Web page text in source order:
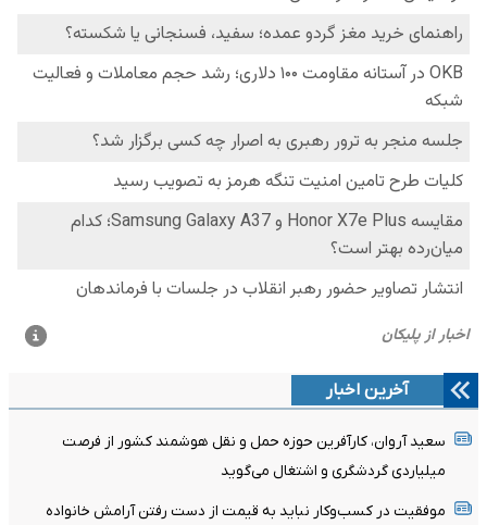
آخرین اخبار
سعید آروان، کارآفرین حوزه حمل و نقل هوشمند کشور از فرصت
میلیاردی گردشگری و اشتغال می‌گوید
موفقیت در کسب‌وکار نباید به قیمت از دست رفتن آرامش خانواده